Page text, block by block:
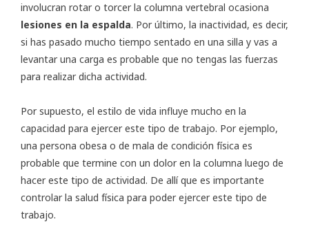
involucran rotar o torcer la columna vertebral ocasiona
lesiones en la espalda. Por último, la inactividad, es decir,
si has pasado mucho tiempo sentado en una silla y vas a
levantar una carga es probable que no tengas las fuerzas
para realizar dicha actividad.
Por supuesto, el estilo de vida influye mucho en la
capacidad para ejercer este tipo de trabajo. Por ejemplo,
una persona obesa o de mala de condición física es
probable que termine con un dolor en la columna luego de
hacer este tipo de actividad. De allí que es importante
controlar la salud física para poder ejercer este tipo de
trabajo.